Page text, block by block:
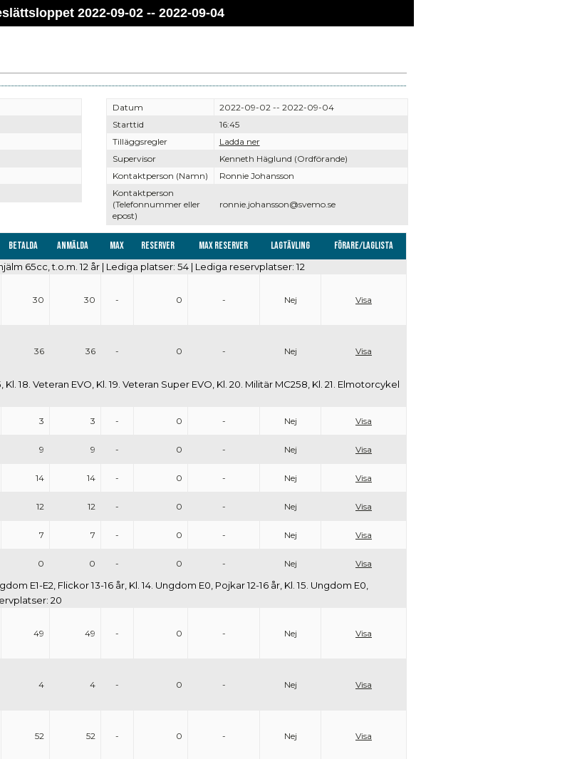
2022-09-02 -- 2022-09-04
Datum
2022-09-02 -- 2022-09-04
Starttid
16:45
Tilläggsregler
Ladda ner
Supervisor
Kenneth Häglund (Ordförande)
Kontaktperson (Namn)
Ronnie Johansson
Kontaktperson
(Telefonnummer eller
epost)
ronnie.johansson@svemo.se
Betalda Anmälda Max Reserver Max reserver Lagtävling Förare/Laglista
65cc, t.o.m. 12 år | Lediga platser: 54 | Lediga reservplatser: 12
30 30 - 0 - Nej Visa
36 36 - 0 - Nej Visa
Kl. 18. Veteran EVO, Kl. 19. Veteran Super EVO, Kl. 20. Militär MC258, Kl. 21. Elmotorcykel
3 3 - 0 - Nej Visa
9 9 - 0 - Nej Visa
14 14 - 0 - Nej Visa
12 12 - 0 - Nej Visa
7 7 - 0 - Nej Visa
0 0 - 0 - Nej Visa
E1-E2, Flickor 13-16 år, Kl. 14. Ungdom E0, Pojkar 12-16 år, Kl. 15. Ungdom E0,
20
49 49 - 0 - Nej Visa
4 4 - 0 - Nej Visa
52 52 - 0 - Nej Visa